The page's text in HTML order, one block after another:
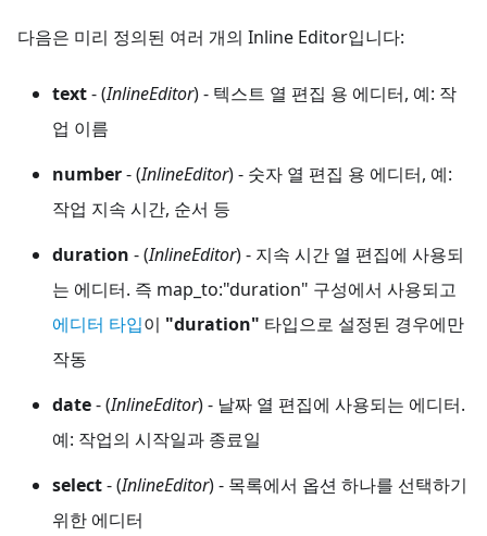
다음은 미리 정의된 여러 개의 Inline Editor입니다:
text- (InlineEditor) - 텍스트 열 편집 용 에디터, 예: 작
업 이름
number- (InlineEditor) - 숫자 열 편집 용 에디터, 예:
작업 지속 시간, 순서 등
duration - (InlineEditor) - 지속 시간 열 편집에 사용되
는 에디터. 즉 map_to:"duration" 구성에서 사용되고
에디터 타입이 "duration" 타입으로 설정된 경우에만
작동
date- (InlineEditor) - 날짜 열 편집에 사용되는 에디터.
예: 작업의 시작일과 종료일
select- (InlineEditor) - 목록에서 옵션 하나를 선택하기
위한 에디터